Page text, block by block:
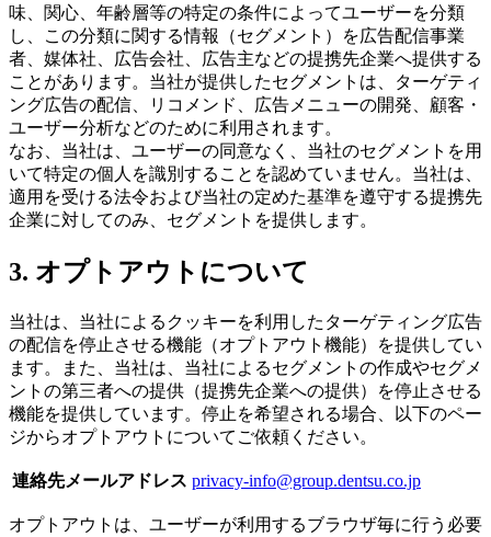
味、関心、年齢層等の特定の条件によってユーザーを分類
し、この分類に関する情報（セグメント）を広告配信事業
者、媒体社、広告会社、広告主などの提携先企業へ提供する
ことがあります。当社が提供したセグメントは、ターゲティ
ング広告の配信、リコメンド、広告メニューの開発、顧客・
ユーザー分析などのために利用されます。
なお、当社は、ユーザーの同意なく、当社のセグメントを用
いて特定の個人を識別することを認めていません。当社は、
適用を受ける法令および当社の定めた基準を遵守する提携先
企業に対してのみ、セグメントを提供します。
3. オプトアウトについて
当社は、当社によるクッキーを利用したターゲティング広告
の配信を停止させる機能（オプトアウト機能）を提供してい
ます。また、当社は、当社によるセグメントの作成やセグメ
ントの第三者への提供（提携先企業への提供）を停止させる
機能を提供しています。停止を希望される場合、以下のペー
ジからオプトアウトについてご依頼ください。
連絡先メールアドレス privacy-info@group.dentsu.co.jp
オプトアウトは、ユーザーが利用するブラウザ毎に行う必要